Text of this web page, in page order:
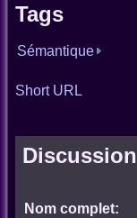
Tags
Sémantique
Short URL
Discussion
Nom complet: